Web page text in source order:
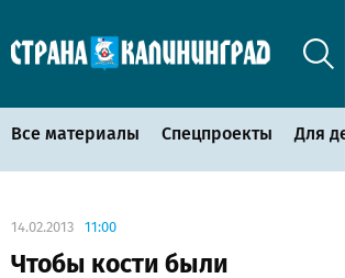
Все материалы Спецпроекты Для
14.02.2013 11:00
Чтобы кости были